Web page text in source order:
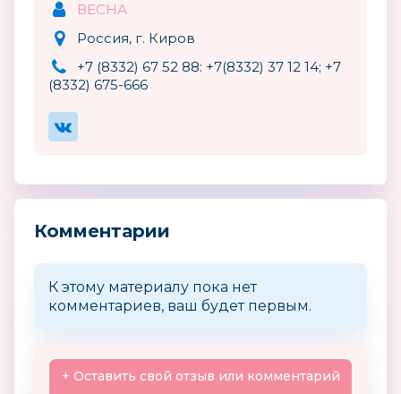
ВЕСНА
Россия, г. Киров
+7 (8332) 67 52 88: +7(8332) 37 12 14; +7
(8332) 675-666
Комментарии
К этому материалу пока нет
комментариев, ваш будет первым.
+ Оставить свой отзыв или комментарий